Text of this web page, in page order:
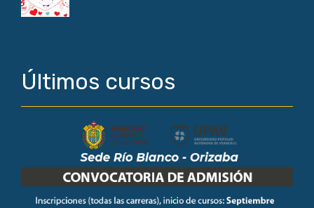
Últimos cursos